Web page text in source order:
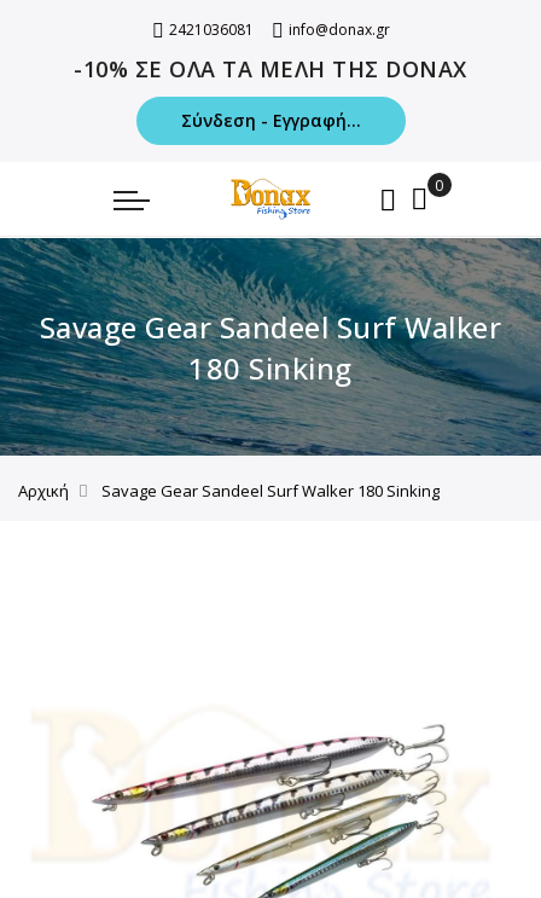
2421036081 info@donax.gr
-10% ΣΕ ΟΛΑ ΤΑ ΜΕΛΗ ΤΗΣ DONAX
Σύνδεση - Εγγραφή...
Savage Gear Sandeel Surf Walker
180 Sinking
Αρχική Savage Gear Sandeel Surf Walker 180 Sinking